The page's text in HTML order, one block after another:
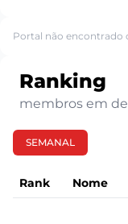
Portal não encontrado
Ranking
membros em
SEMANAL
Rank Nome